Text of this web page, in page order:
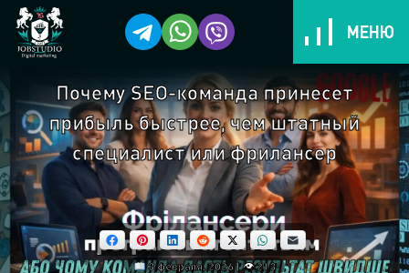
МЕНЮ
Услуги
Кейси
Этапы работ
Выгоды для вас!
Почему SEO-команда принесет
прибыль быстрее, чем штатный
специалист или фрилансер
FacebookPinterestLinkedInReddit X WhatsApp
Email
3 февраля, 2026 | 👁 213